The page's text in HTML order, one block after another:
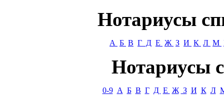
Нотариусы
А Б В Г Д Е Ж З И К Л М
Нотариусы
0-9 А Б В Г Д Е Ж З И К Л